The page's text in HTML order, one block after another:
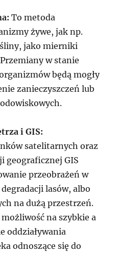
To metoda
żywe, jak np.
jako mierniki
w stanie
będą mogły
zanieczyszczeń lub
i GIS:
satelitarnych oraz
geograficznej GIS
przeobrażeń w
lasów, albo
na dużą przestrzeń.
na szybkie a
oddziaływania
odnoszące się do